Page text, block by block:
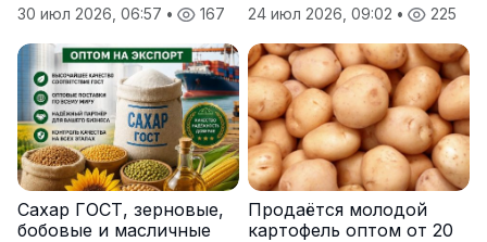
30 июл 2026, 06:57 • 167
24 июл 2026, 09:02 • 225
Сахар ГОСТ, зерновые,
бобовые и масличные
Продаётся молодой
картофель оптом от 20